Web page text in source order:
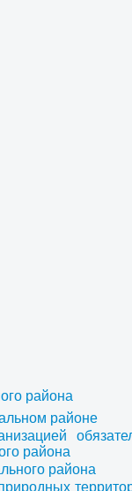
района
районе
района
района